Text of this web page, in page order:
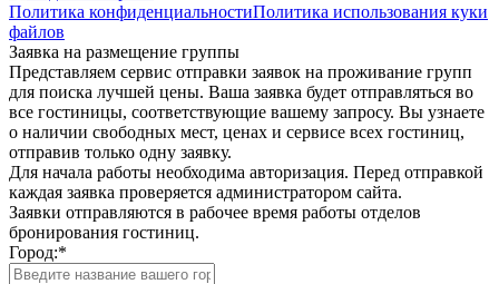
Политика конфиденциальностиПолитика использования куки
файлов
Заявка на размещение группы
Представляем сервис отправки заявок на проживание групп
для поиска лучшей цены. Ваша заявка будет отправляться во
все гостиницы, соответствующие вашему запросу. Вы узнаете
о наличии свободных мест, ценах и сервисе всех гостиниц,
отправив только одну заявку.
Для начала работы необходима авторизация. Перед отправкой
каждая заявка проверяется администратором сайта.
Заявки отправляются в рабочее время работы отделов
бронирования гостиниц.
Город:*